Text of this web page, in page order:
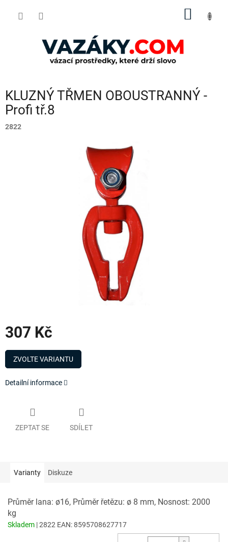
KLUZNÝ TŘMEN OBOUSTRANNÝ -
Profi tř.8
2822
307 Kč
Měrná
cena:
ZVOLTE VARIANTU
Detailní informace
ZEPTAT SE SDÍLET
Varianty Diskuze
Průměr lana: ø16, Průměr řetězu: ø 8 mm, Nosnost: 2000
kg
Skladem | 2822 EAN:8595708627717